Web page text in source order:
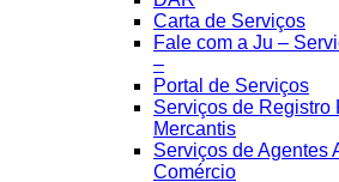
Carta de Serviços
Fale com a Ju –
–
Portal de Serviços
Serviços de Registro
Mercantis
Serviços de Agentes
Comércio